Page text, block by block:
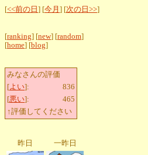
[<<前の日 ] [今月 ] [次の日>>]
[ranking] [new] [random]
[home] [blog]
みなさんの評価
[よい]:
836
[悪い]:
465
↑評価してください
昨日 一昨日